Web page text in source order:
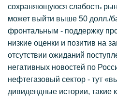
сохраняющуюся слабость
может выйти выше 50 долл./
фронтальным - поддержку
низкие оценки и позитив на
отсутствии ожиданий
негативных новостей по
нефтегазовый сектор - тут
дивидендные истории, такие